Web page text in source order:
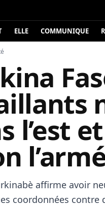
ELLE COMMUNIQUE
l’est
affirme avoir
coordonnées contre